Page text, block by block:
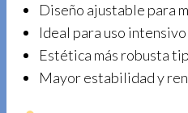
Diseño ajustable para
Ideal para uso
Estética más robusta
Mayor estabilidad y